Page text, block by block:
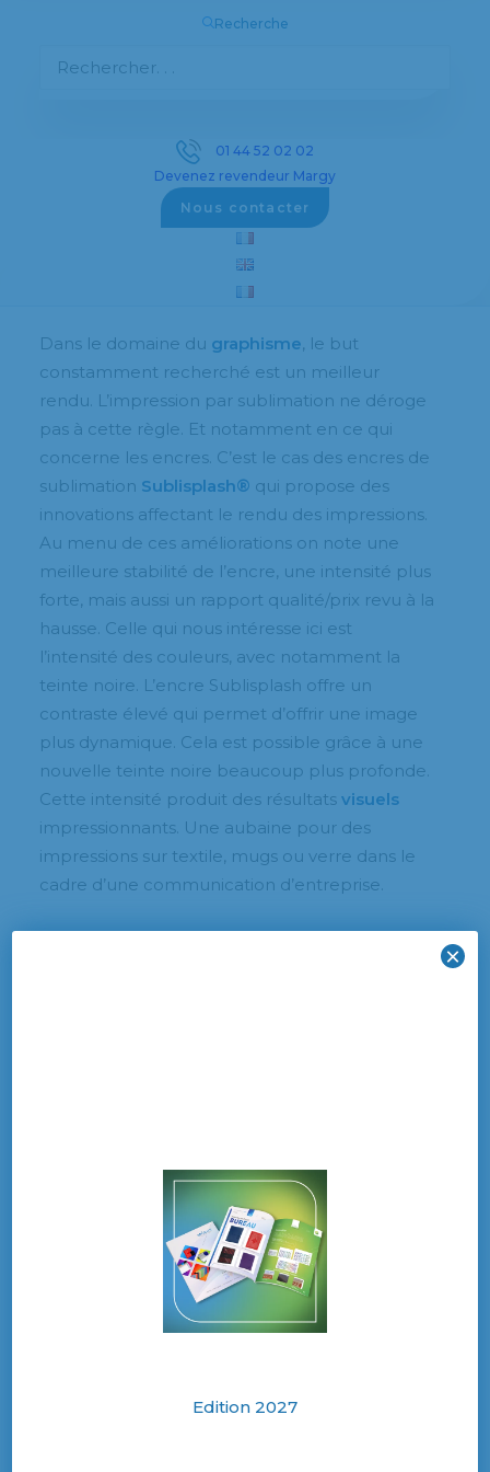
Recherche
01 44 52 02 02
Devenez revendeur Margy
Nous contacter
La majeure partie des imprimeurs
est même quasiment devenu indispensable
communication d’entreprise aux besoins
personnels de clients. Voire dans le cadre de la
commercialisation d’un nouveau produit.
Des standards sans cesse revus à
Dans le domaine du graphisme, le but
constamment recherché est un meilleur
rendu. L’impression par sublimation ne déroge
pas à cette règle. Et notamment en ce qui
concerne les encres. C’est le cas des encres de
sublimation Sublisplash® qui propose des
innovations affectant le rendu des impressions.
Au menu de ces améliorations on note une
meilleure stabilité de l’encre, une intensité plus
forte, mais aussi un rapport qualité/prix revu à la
hausse. Celle qui nous intéresse ici est
l’intensité des couleurs, avec notamment la
teinte noire. L’encre Sublisplash offre un
contraste élevé qui permet d’offrir une image
plus dynamique. Cela est possible grâce à une
nouvelle teinte noire beaucoup plus profonde.
Cette intensité produit des résultats visuels
impressionnants. Une aubaine pour des
impressions sur textile, mugs ou verre dans le
cadre d’une communication d’entreprise.
créneau. Tant les fabricants ont cerné les
Les applications sont nombreuses. Cela va de
la porte en verre d’intérieur au mur de douche.
SwissQprintoffre à cet effet une
une large variété de supports. Elle permet en
Edition 2027
×